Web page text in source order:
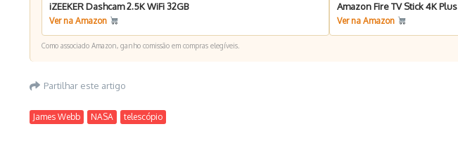
iZEEKER Dashcam 2.5K WiFi 32GB
Ver na Amazon
Amazon Fire TV Stick 4K Plus
Ver na Amazon
Como associado Amazon, ganho comissão em compras elegíveis.
Partilhar este artigo
James Webb NASA telescópio